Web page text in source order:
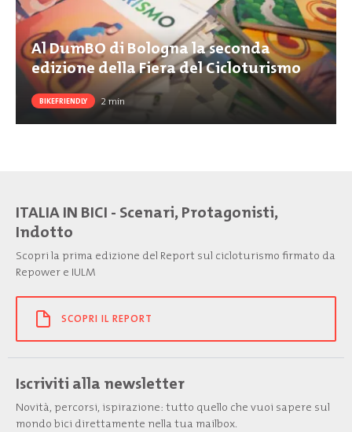
Al DumBO di Bologna la seconda
edizione della Fiera del Cicloturismo
BIKEFRIENDLY 2min
ITALIA IN BICI - Scenari, Protagonisti,
Indotto
Scopri la prima edizione del Report sul cicloturismo firmato da
Repower e IULM
SCOPRI IL REPORT
Iscriviti alla newsletter
Novità, percorsi, ispirazione: tutto quello che vuoi sapere sul
mondo bici direttamente nella tua mailbox.